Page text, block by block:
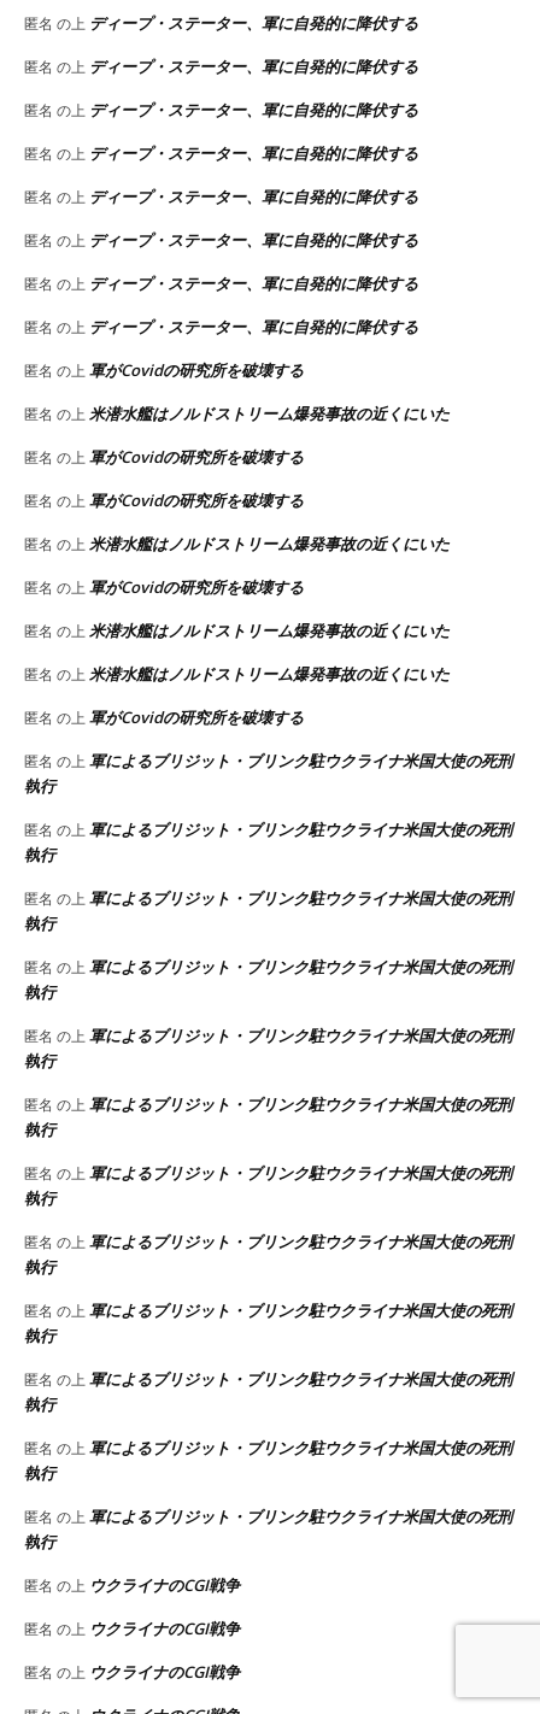
匿名 の上 ディープ・ステーター、軍に自発的に降伏する
匿名 の上 ディープ・ステーター、軍に自発的に降伏する
匿名 の上 ディープ・ステーター、軍に自発的に降伏する
匿名 の上 ディープ・ステーター、軍に自発的に降伏する
匿名 の上 ディープ・ステーター、軍に自発的に降伏する
匿名 の上 ディープ・ステーター、軍に自発的に降伏する
匿名 の上 ディープ・ステーター、軍に自発的に降伏する
匿名 の上 ディープ・ステーター、軍に自発的に降伏する
匿名 の上 軍がCovidの研究所を破壊する
匿名 の上 米潜水艦はノルドストリーム爆発事故の近くにいた
匿名 の上 軍がCovidの研究所を破壊する
匿名 の上 軍がCovidの研究所を破壊する
匿名 の上 米潜水艦はノルドストリーム爆発事故の近くにいた
匿名 の上 軍がCovidの研究所を破壊する
匿名 の上 米潜水艦はノルドストリーム爆発事故の近くにいた
匿名 の上 米潜水艦はノルドストリーム爆発事故の近くにいた
匿名 の上 軍がCovidの研究所を破壊する
匿名 の上 軍によるブリジット・ブリンク駐ウクライナ米国大使の死刑
執行
匿名 の上 軍によるブリジット・ブリンク駐ウクライナ米国大使の死刑
執行
匿名 の上 軍によるブリジット・ブリンク駐ウクライナ米国大使の死刑
執行
匿名 の上 軍によるブリジット・ブリンク駐ウクライナ米国大使の死刑
執行
匿名 の上 軍によるブリジット・ブリンク駐ウクライナ米国大使の死刑
執行
匿名 の上 軍によるブリジット・ブリンク駐ウクライナ米国大使の死刑
執行
匿名 の上 軍によるブリジット・ブリンク駐ウクライナ米国大使の死刑
執行
匿名 の上 軍によるブリジット・ブリンク駐ウクライナ米国大使の死刑
執行
匿名 の上 軍によるブリジット・ブリンク駐ウクライナ米国大使の死刑
執行
匿名 の上 軍によるブリジット・ブリンク駐ウクライナ米国大使の死刑
執行
匿名 の上 軍によるブリジット・ブリンク駐ウクライナ米国大使の死刑
執行
匿名 の上 軍によるブリジット・ブリンク駐ウクライナ米国大使の死刑
執行
匿名 の上 ウクライナのCGI戦争
匿名 の上 ウクライナのCGI戦争
匿名 の上 ウクライナのCGI戦争